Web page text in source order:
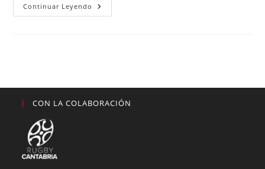
Continuar Leyendo Convocatoria
De
CON LA COLABORACIÓN